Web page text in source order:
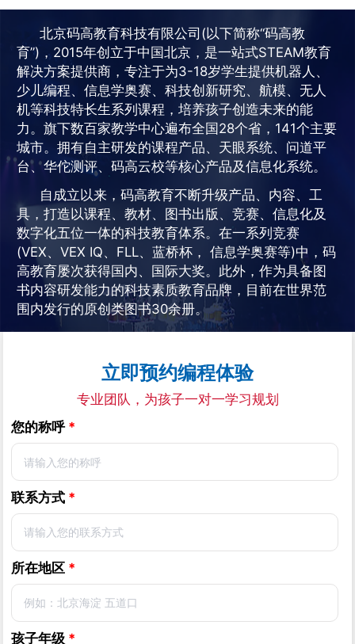
北京码高教育科技有限公司(以下简称“码高教
育”)，2015年创立于中国北京，是一站式STEAM教育
解决方案提供商，专注于为3-18岁学生提供机器人、
少儿编程、信息学奥赛、科技创新研究、航模、无人
机等科技特长生系列课程，培养孩子创造未来的能
力。旗下数百家教学中心遍布全国28个省，141个主要
城市。拥有自主研发的课程产品、天眼系统、问道平
台、华佗测评、码高云校等核心产品及信息化系统。
自成立以来，码高教育不断升级产品、内容、工
具，打造以课程、教材、图书出版、竞赛、信息化及
数字化五位一体的科技教育体系。在一系列竞赛
(VEX、VEX IQ、FLL、蓝桥杯， 信息学奥赛等)中，码
高教育屡次获得国内、国际大奖。此外，作为具备图
书内容研发能力的科技素质教育品牌，目前在世界范
围内发行的原创类图书30余册。
立即预约编程体验
专业团队，为孩子一对一学习规划
您的称呼 *
联系方式 *
所在地区 *
孩子年级 *